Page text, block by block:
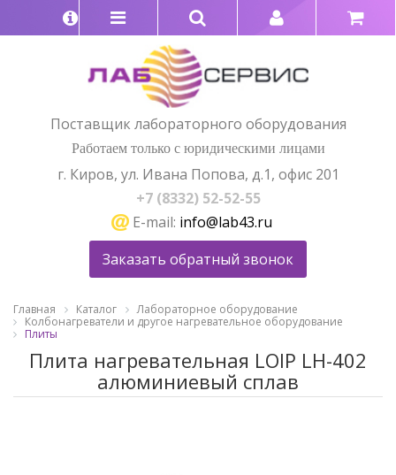
Поставщик лабораторного оборудования
Работаем только с юридическими лицами
г. Киров, ул. Ивана Попова, д.1, офис 201
+7 (8332) 52-52-55
E-mail: info@lab43.ru
Заказать обратный звонок
Главная Каталог
Лабораторное оборудование
Колбонагреватели и другое нагревательное оборудование
Плиты
Плита нагревательная LOIP LH-402
алюминиевый сплав